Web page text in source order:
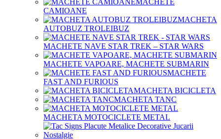
MACHETE
CAMIOANE
MACHETA
AUTOBUZ TROLEIBUZ
MACHETE NAVE STAR TREK – STAR WARS
MACHETE VAPOARE, MACHETE SUBMARIN
MACHETE
FAST AND FURIOUS
MACHETA BICICLETA
MACHETA TANC
MACHETA MOTOCICLETE METAL